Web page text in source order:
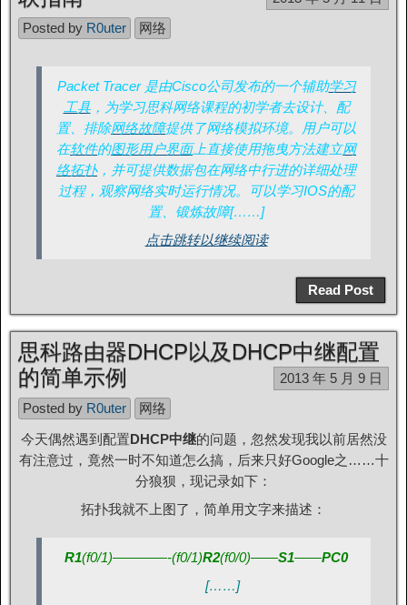
Posted by R0uter 网络
Packet Tracer 是由Cisco公司发布的一个辅助学习
工具，为学习思科网络课程的初学者去设计、配
置、排除网络故障提供了网络模拟环境。用户可以
在软件的图形用户界面上直接使用拖曳方法建立网
络拓扑，并可提供数据包在网络中行进的详细处理
过程，观察网络实时运行情况。可以学习IOS的配
置、锻炼故障[……]
点击跳转以继续阅读
Read Post
思科路由器DHCP以及DHCP中继配置
的简单示例
2013 年 5 月 9 日
Posted by R0uter
网络
今天偶然遇到配置DHCP中继的问题，忽然发现我以前居然没
有注意过，竟然一时不知道怎么搞，后来只好Google之……十
分狼狈，现记录如下：
拓扑我就不上图了，简单用文字来描述：
R1(f0/1)————-(f0/1)R2(f0/0)——S1——PC0
[……]